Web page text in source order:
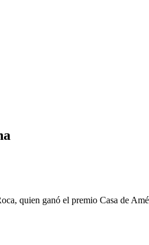
quien ganó el premio Casa de